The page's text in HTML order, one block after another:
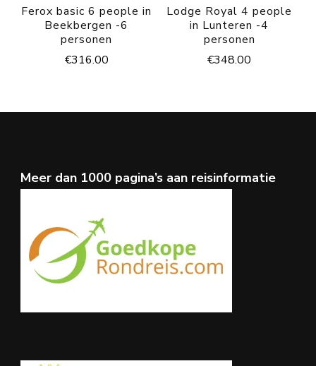
Ferox basic 6 people in
Beekbergen -6
personen
€316.00
Lodge Royal 4 people
in Lunteren -4
personen
€348.00
Meer dan 1000 pagina’s aan reisinformatie